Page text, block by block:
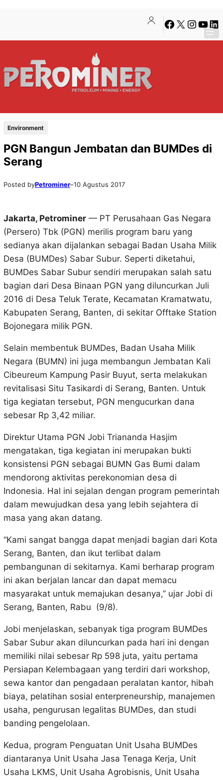
konten
content
Facebook
X Instagram
Environment
PGN Bangun Jembatan dan BUMDes di
Serang
Posted byPetrominer–10 Agustus 2017
Jakarta, Petrominer— PT Perusahaan Gas Negara
(Persero) Tbk (PGN) merilis program baru yang
sedianya akan dijalankan sebagai Badan Usaha Milik
Desa (BUMDes) Sabar Subur. Seperti diketahui,
BUMDes Sabar Subur sendiri merupakan salah satu
bagian dari Desa Binaan PGN yang diluncurkan Juli
2016 di Desa Teluk Terate, Kecamatan Kramatwatu,
Kabupaten Serang, Banten, di sekitar Offtake Station
Bojonegara milik PGN.
Selain membentuk BUMDes, Badan Usaha Milik
Negara (BUMN) ini juga membangun Jembatan Kali
Cibeureum Kampung Pasir Buyut, serta melakukan
revitalisasi Situ Tasikardi di Serang, Banten. Untuk
tiga kegiatan tersebut, PGN mengucurkan dana
sebesar Rp 3,42 miliar.
Direktur Utama PGN Jobi Triananda Hasjim
mengatakan, tiga kegiatan ini merupakan bukti
konsistensi PGN sebagai BUMN Gas Bumi dalam
mendorong aktivitas perekonomian desa di
Indonesia. Hal ini sejalan dengan program pemerintah
dalam mewujudkan desa yang lebih sejahtera di
masa yang akan datang.
“Kami sangat bangga dapat menjadi bagian dari Kota
Serang, Banten, dan ikut terlibat dalam
pembangunan di sekitarnya. Kami berharap program
ini akan berjalan lancar dan dapat memacu
masyarakat untuk memajukan desanya,” ujar Jobi di
Serang, Banten, Rabu (9/8).
Jobi menjelaskan, sebanyak tiga program BUMDes
Sabar Subur akan diluncurkan pada hari ini dengan
memiliki nilai sebesar Rp 598 juta, yaitu pertama
Persiapan Kelembagaan yang terdiri dari workshop,
sewa kantor dan pengadaan peralatan kantor, hibah
biaya, pelatihan sosial enterpreneurship, manajemen
usaha, pengurusan legalitas BUMDes, dan studi
banding pengelolaan.
Kedua, program Penguatan Unit Usaha BUMDes
diantaranya Unit Usaha Jasa Tenaga Kerja, Unit
Usaha LKMS, Unit Usaha Agrobisnis, Unit Usaha